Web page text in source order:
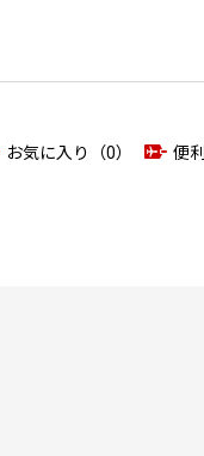
お気に入り（0）
便